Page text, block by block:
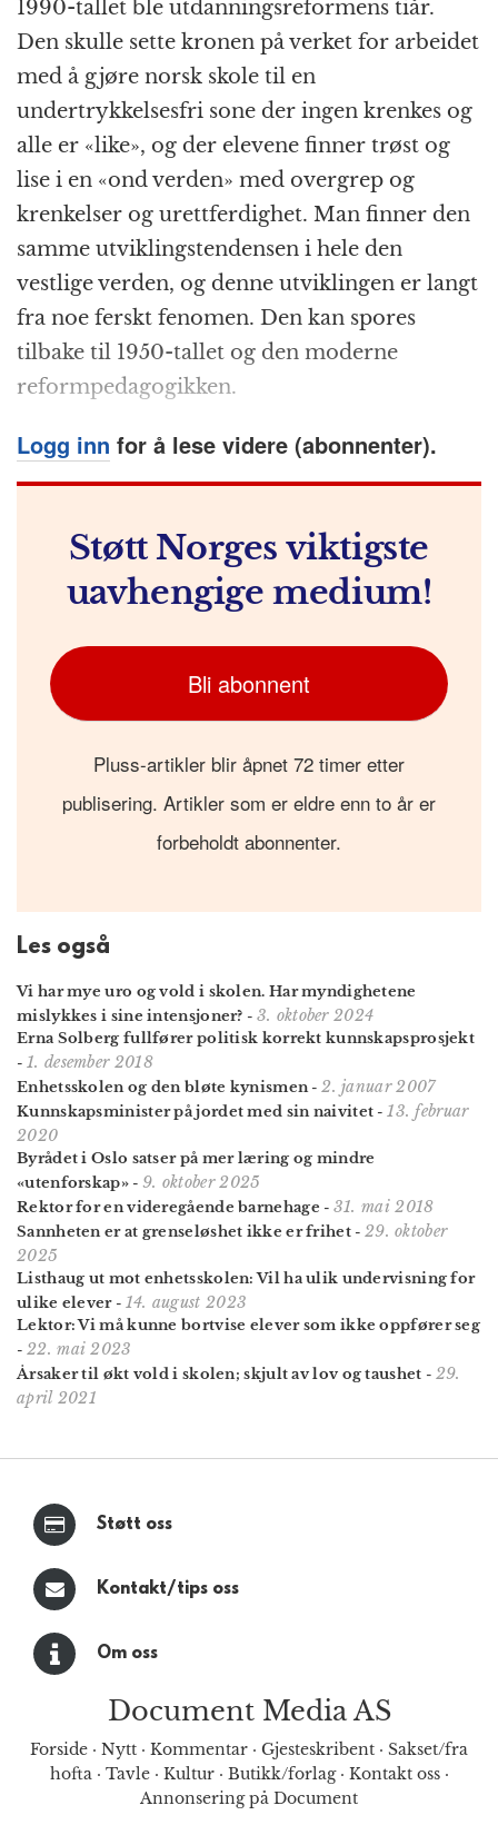
c
e
b
o
o
k
ss
e
n
g
e
r
at
s
A
p
p
a
p
c
h
at
e
g
r
a
m
n
t
ai
l
1990-tallet ble utdanningsreformens tiår.
Den skulle sette kronen på verket for arbeidet
med å gjøre norsk skole til en
undertrykkelsesfri sone der ingen krenkes og
alle er «like», og der elevene finner trøst og
lise i en «ond verden» med overgrep og
krenkelser og urettferdighet. Man finner den
samme utviklingstendensen i hele den
vestlige verden, og denne utviklingen er langt
fra noe ferskt fenomen. Den kan spores
tilbake til 1950-tallet og den moderne
reformpedagogikken.
Logg inn for å lese videre (abonnenter).
Støtt Norges viktigste
uavhengige medium!
Bli abonnent
Pluss-artikler blir åpnet 72 timer etter
publisering. Artikler som er eldre enn to år er
forbeholdt abonnenter.
Les også
Vi har mye uro og vold i skolen. Har myndighetene
mislykkes i sine intensjoner? - 3. oktober 2024
Erna Solberg fullfører politisk korrekt kunnskapsprosjekt
- 1. desember 2018
Enhetsskolen og den bløte kynismen-2. januar 2007
Kunnskapsminister på jordet med sin naivitet -13. februar
2020
Byrådet i Oslo satser på mer læring og mindre
«utenforskap»- 9. oktober 2025
Rektor for en videregående barnehage - 31. mai 2018
Sannheten er at grense­løshet ikke er frihet- 29. oktober
2025
Listhaug ut mot enhetsskolen: Vil ha ulik undervisning for
ulike elever- 14. august 2023
Lektor: Vi må kunne bortvise elever som ikke oppfører seg
- 22. mai 2023
Årsaker til økt vold i skolen; skjult av lov og taushet - 29.
april 2021
Støtt oss
Kontakt/tips oss
Om oss
Document Media AS
Forside · Nytt · Kommentar · Gjesteskribent · Sakset/fra
hofta · Tavle· Kultur· Butikk/forlag· Kontakt oss·
Annonsering på Document